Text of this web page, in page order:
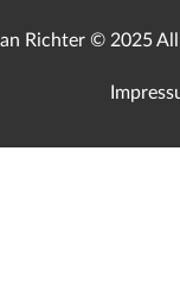
Richter © 2025 All